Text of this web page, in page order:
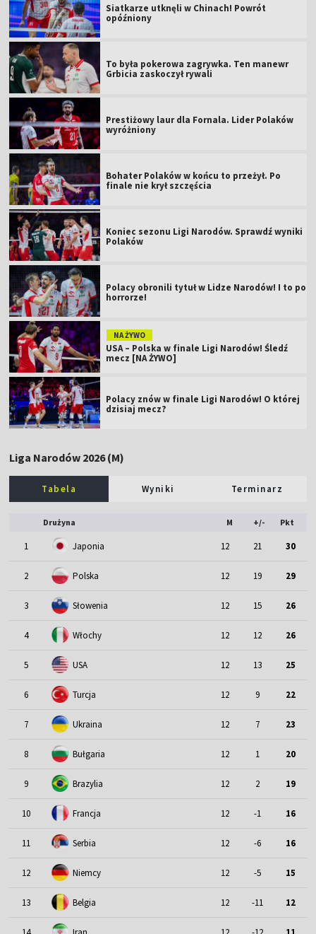
Siatkarze utknęli w Chinach! Powrót
opóźniony
To była pokerowa zagrywka. Ten manewr
Grbicia zaskoczył rywali
Prestiżowy laur dla Fornala. Lider Polaków
wyróżniony
Bohater Polaków w końcu to przeżył. Po
finale nie krył szczęścia
Koniec sezonu Ligi Narodów. Sprawdź wyniki
Polaków
Polacy obronili tytuł w Lidze Narodów! I to po
horrorze!
NA ŻYWO
USA – Polska w finale Ligi Narodów! Śledź
mecz [NA ŻYWO]
Polacy znów w finale Ligi Narodów! O której
dzisiaj mecz?
Liga Narodów 2026 (M)
Tabela Wyniki Terminarz
Drużyna M +/- Pkt
1 Japonia 12 21 30
2 Polska 12 19 29
3 Słowenia 12 15 26
4 Włochy 12 12 26
5 USA 12 13 25
6 Turcja 12 9 22
7 Ukraina 12 7 23
8 Bułgaria 12 1 20
9 Brazylia 12 2 19
10 Francja 12 -1 16
11 Serbia 12 -6 16
12 Niemcy 12 -5 15
13 Belgia 12 -11 12